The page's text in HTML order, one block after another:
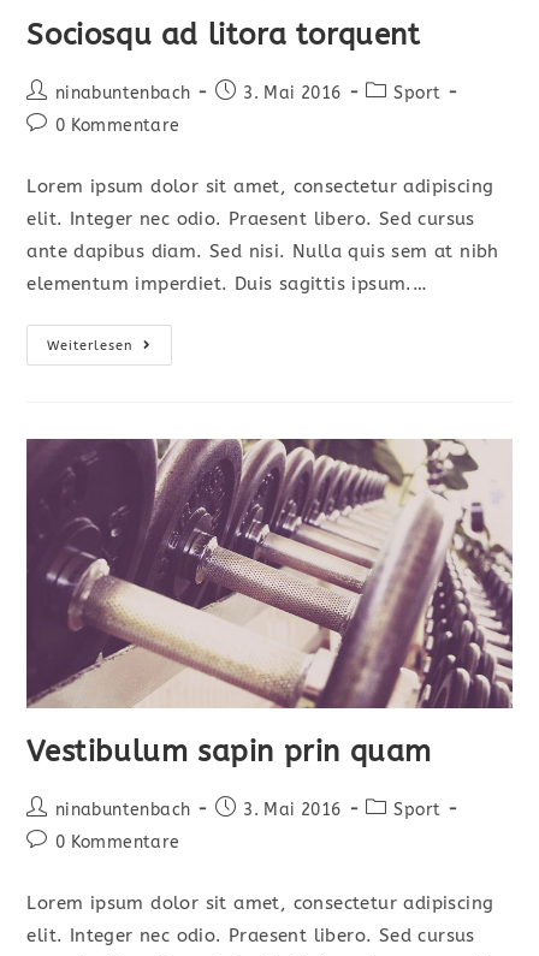
Sociosqu ad litora torquent
Beitrags-
Autor:
ninabuntenbach
Beitrag3. Mai 2016
Beitrags-
Sport
Beitrags-
0 Kommentare
Lorem ipsum dolor sit amet, consectetur adipiscing
elit. Integer nec odio. Praesent libero. Sed cursus
ante dapibus diam. Sed nisi. Nulla quis sem at nibh
elementum imperdiet. Duis sagittis ipsum.…
Weiterlesen
Sociosqu
Ad
Vestibulum sapin prin quam
Beitrags-
Autor:
ninabuntenbach
Beitrag3. Mai 2016
Beitrags-
Sport
Beitrags-
0 Kommentare
Lorem ipsum dolor sit amet, consectetur adipiscing
elit. Integer nec odio. Praesent libero. Sed cursus